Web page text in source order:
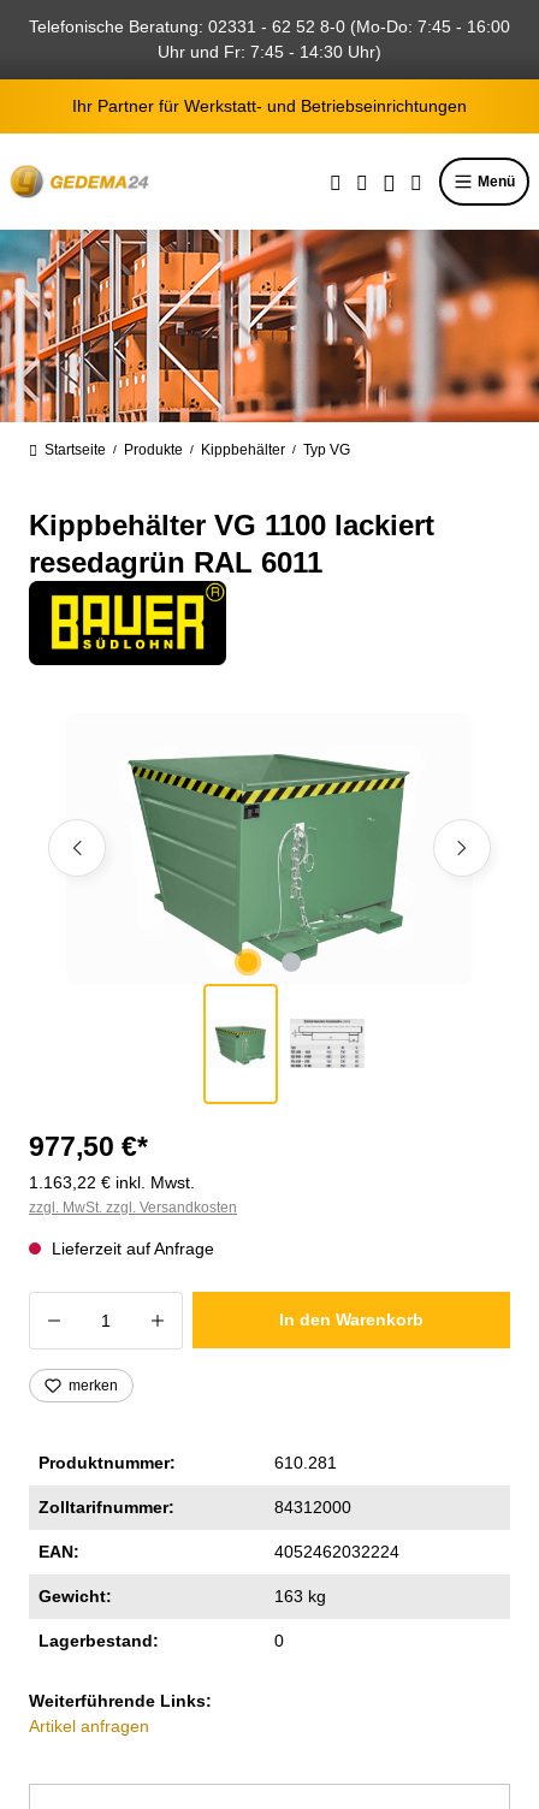
springen
Telefonische Beratung: 02331 - 62 52 8-0 (Mo-Do: 7:45 - 16:00
Uhr und Fr: 7:45 - 14:30 Uhr)
Ihr Partner für Werkstatt- und Betriebseinrichtungen
Menü
Startseite / Produkte / Kippbehälter / Typ VG
Kippbehälter VG 1100 lackiert
resedagrün RAL 6011
977,50 €*
1.163,22 € inkl. Mwst.
zzgl. MwSt. zzgl. Versandkosten
Lieferzeit auf Anfrage
Produkt Anzahl: Gib den gewünschten
In den Warenkorb
merken
Produktnummer: 610.281
Zolltarifnummer: 84312000
EAN: 4052462032224
Gewicht: 163 kg
Lagerbestand: 0
Weiterführende Links:
Artikel anfragen